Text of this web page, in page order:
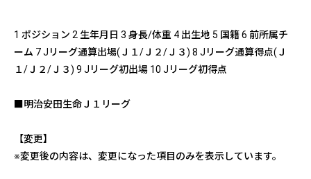
1 ポジション 2 生年月日 3 身長/体重 4 出生地 5 国籍 6 前所属チ
ーム 7 Jリーグ通算出場(Ｊ１/Ｊ２/Ｊ３) 8 Jリーグ通算得点(Ｊ
１/Ｊ２/Ｊ３) 9 Jリーグ初出場 10 Jリーグ初得点
■明治安田生命Ｊ１リーグ
【変更】
※変更後の内容は、変更になった項目のみを表示しています。